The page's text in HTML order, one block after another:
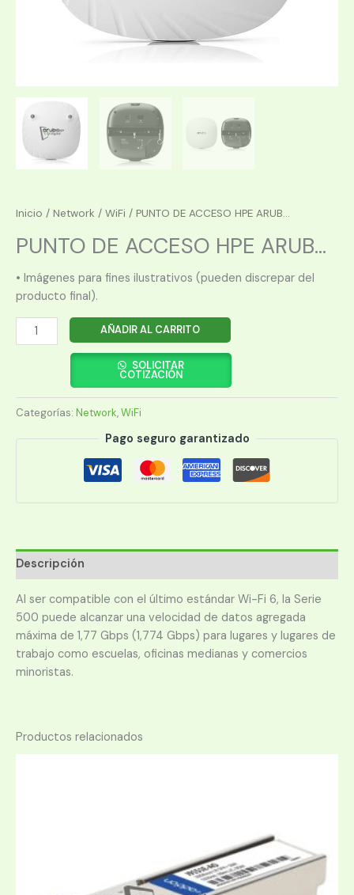
Inicio / Network / WiFi / PUNTO DE ACCESO HPE ARUB...
PUNTO DE ACCESO HPE ARUB...
• Imágenes para fines ilustrativos (pueden discrepar del
producto final).
PUNTO
DE
ARUBA
AP-
504
cantidad
AÑADIR AL CARRITO
SOLICITAR
COTIZACIÓN
Categorías: Network,WiFi
Pago seguro garantizado
Descripción
Al ser compatible con el último estándar Wi-Fi 6, la Serie
500 puede alcanzar una velocidad de datos agregada
máxima de 1,77 Gbps (1,774 Gbps) para lugares y lugares de
trabajo como escuelas, oficinas medianas y comercios
minoristas.
Productos relacionados